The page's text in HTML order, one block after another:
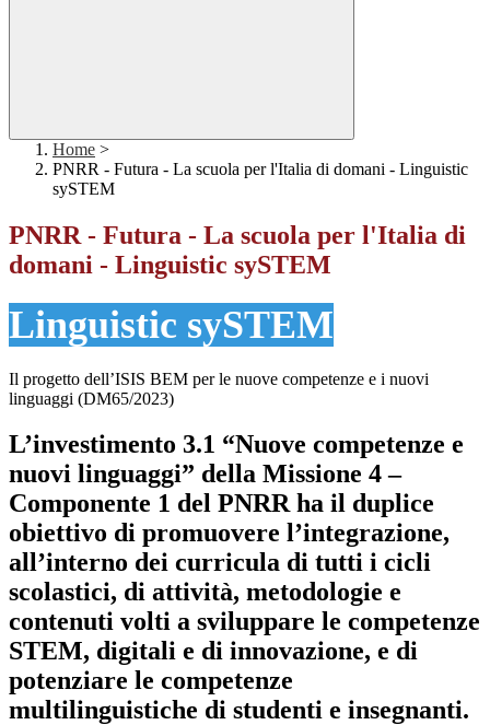
Home >
PNRR - Futura - La scuola per l'Italia di domani - Linguistic
sySTEM
PNRR - Futura - La scuola per l'Italia di
domani - Linguistic sySTEM
Linguistic sySTEM
Il progetto dell’ISIS BEM per le nuove competenze e i nuovi
linguaggi (DM65/2023)
L’investimento 3.1 “Nuove competenze e
nuovi linguaggi” della Missione 4 –
Componente 1 del PNRR ha il duplice
obiettivo di promuovere l’integrazione,
all’interno dei curricula di tutti i cicli
scolastici, di attività, metodologie e
contenuti volti a sviluppare le competenze
STEM, digitali e di innovazione, e di
potenziare le competenze
multilinguistiche di studenti e insegnanti.